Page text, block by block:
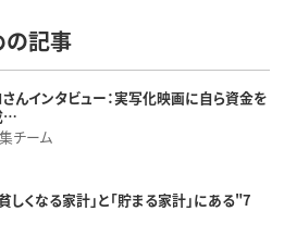
の記事
んインタビュー：実写化映画に自ら資金を
…
チーム
しくなる家計」と「貯まる家計」にある"7